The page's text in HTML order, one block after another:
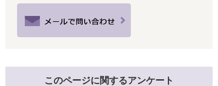
このページに関するアンケート